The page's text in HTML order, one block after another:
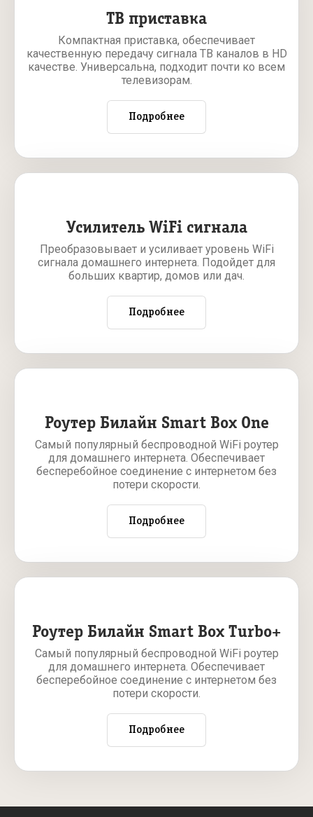
ТВ приставка
Компактная приставка, обеспечивает
качественную передачу сигнала ТВ каналов в HD
качестве. Универсальна, подходит почти ко всем
телевизорам.
Подробнее
Усилитель WiFi сигнала
Преобразовывает и усиливает уровень WiFi
сигнала домашнего интернета. Подойдет для
больших квартир, домов или дач.
Подробнее
Роутер Билайн Smart Box One
Самый популярный беспроводной WiFi роутер
для домашнего интернета. Обеспечивает
бесперебойное соединение с интернетом без
потери скорости.
Подробнее
Роутер Билайн Smart Box Turbo+
Самый популярный беспроводной WiFi роутер
для домашнего интернета. Обеспечивает
бесперебойное соединение с интернетом без
потери скорости.
Подробнее